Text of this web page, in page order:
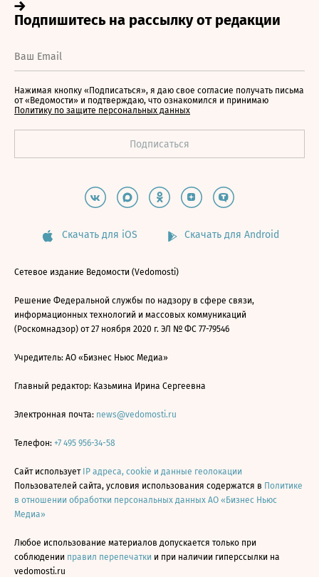
Нажимая кнопку «Подписаться», я даю свое согласие получать письма
от «Ведомости» и подтверждаю, что ознакомился и принимаю
Политику по защите персональных данных
Скачать для iOS Скачать для Android
Сетевое издание Ведомости (Vedomosti)
Решение Федеральной службы по надзору в сфере связи,
информационных технологий и массовых коммуникаций
(Роскомнадзор) от 27 ноября 2020 г. ЭЛ № ФС 77-79546
Учредитель: АО «Бизнес Ньюс Медиа»
Главный редактор: Казьмина Ирина Сергеевна
Электронная почта: news@vedomosti.ru
Телефон: +7 495 956-34-58
Сайт использует IP адреса, cookie и данные геолокации
Пользователей сайта, условия использования содержатся в Политике
в отношении обработки персональных данных АО «Бизнес Ньюс
Медиа»
Любое использование материалов допускается только при
соблюдении правил перепечатки и при наличии гиперссылки на
vedomosti.ru